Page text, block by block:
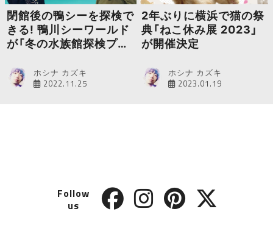
閉館後の鴨シーを探検で
きる! 鴨川シーワールド
が「冬の水族館探検プラ
ホシナ カズキ
2022.11.25
2年ぶりに横浜で猫の祭
典「ねこ休み展 2023」
が開催決定
ホシナ カズキ
2023.01.19
Follow
us